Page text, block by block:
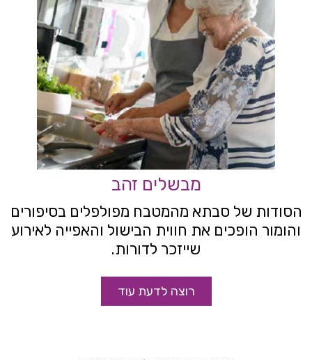
מבשלים זהב
הסודות של סבתא מהמטבח מפולפלים בסיפורים
והומור הופכים את חווית הבישול והאפייה לאירוע
שייזכר לדורות.
רוצה לדעת עוד